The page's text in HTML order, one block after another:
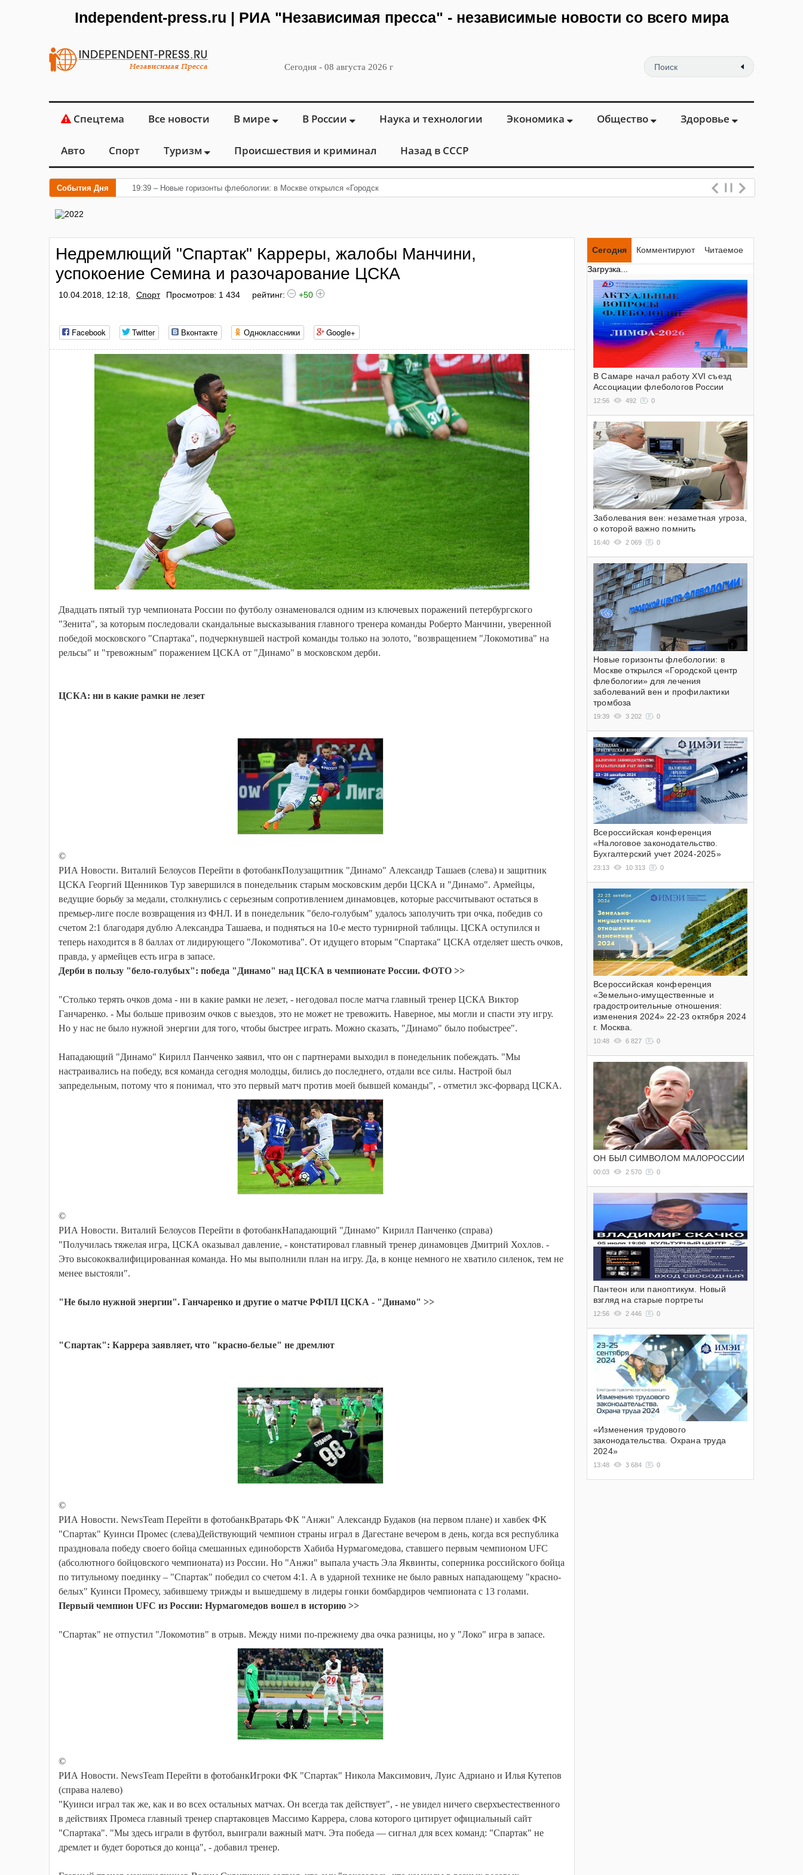
Independent-press.ru | РИА "Независимая пресса" - независимые новости со всего мира
Сегодня - 08 августа 2026 г
Спецтема Все новости В мире В России Наука и технологии Экономика Общество Здоровье
Авто Спорт Туризм Происшествия и криминал Назад в СССР
События Дня 19:39 – Новые горизонты флебологии: в Москве открылся «Городской центр флебологии» для лечения заболеван
Недремлющий "Спартак" Карреры, жалобы Манчини,
успокоение Семина и разочарование ЦСКА
10.04.2018, 12:18, Спорт Просмотров: 1 434 рейтинг: +50
Facebook Twitter Вконтакте Одноклассники Google+
Двадцать пятый тур чемпионата России по футболу ознаменовался одним из ключевых поражений петербургского
"Зенита", за которым последовали скандальные высказывания главного тренера команды Роберто Манчини, уверенной
победой московского "Спартака", подчеркнувшей настрой команды только на золото, "возвращением "Локомотива" на
рельсы" и "тревожным" поражением ЦСКА от "Динамо" в московском дерби.
ЦСКА: ни в какие рамки не лезет
©
РИА Новости. Виталий Белоусов Перейти в фотобанкПолузащитник "Динамо" Александр Ташаев (слева) и защитник
ЦСКА Георгий Щенников Тур завершился в понедельник старым московским дерби ЦСКА и "Динамо". Армейцы,
ведущие борьбу за медали, столкнулись с серьезным сопротивлением динамовцев, которые рассчитывают остаться в
премьер-лиге после возвращения из ФНЛ. И в понедельник "бело-голубым" удалось заполучить три очка, победив со
счетом 2:1 благодаря дублю Александра Ташаева, и подняться на 10-е место турнирной таблицы. ЦСКА оступился и
теперь находится в 8 баллах от лидирующего "Локомотива". От идущего вторым "Спартака" ЦСКА отделяет шесть очков,
правда, у армейцев есть игра в запасе.
Дерби в пользу "бело-голубых": победа "Динамо" над ЦСКА в чемпионате России. ФОТО >>
"Столько терять очков дома - ни в какие рамки не лезет, - негодовал после матча главный тренер ЦСКА Виктор
Ганчаренко. - Мы больше привозим очков с выездов, это не может не тревожить. Наверное, мы могли и спасти эту игру.
Но у нас не было нужной энергии для того, чтобы быстрее играть. Можно сказать, "Динамо" было побыстрее".
Нападающий "Динамо" Кирилл Панченко заявил, что он с партнерами выходил в понедельник побеждать. "Мы
настраивались на победу, вся команда сегодня молодцы, бились до последнего, отдали все силы. Настрой был
запредельным, потому что я понимал, что это первый матч против моей бывшей команды", - отметил экс-форвард ЦСКА.
©
РИА Новости. Виталий Белоусов Перейти в фотобанкНападающий "Динамо" Кирилл Панченко (справа)
"Получилась тяжелая игра, ЦСКА оказывал давление, - констатировал главный тренер динамовцев Дмитрий Хохлов. -
Это высококвалифицированная команда. Но мы выполнили план на игру. Да, в конце немного не хватило силенок, тем не
менее выстояли".
"Не было нужной энергии". Ганчаренко и другие о матче РФПЛ ЦСКА - "Динамо" >>
"Спартак": Каррера заявляет, что "красно-белые" не дремлют
©
РИА Новости. NewsTeam Перейти в фотобанкВратарь ФК "Анжи" Александр Будаков (на первом плане) и хавбек ФК
"Спартак" Куинси Промес (слева)Действующий чемпион страны играл в Дагестане вечером в день, когда вся республика
праздновала победу своего бойца смешанных единоборств Хабиба Нурмагомедова, ставшего первым чемпионом UFC
(абсолютного бойцовского чемпионата) из России. Но "Анжи" выпала участь Эла Яквинты, соперника российского бойца
по титульному поединку – "Спартак" победил со счетом 4:1. А в ударной технике не было равных нападающему "красно-
белых" Куинси Промесу, забившему трижды и вышедшему в лидеры гонки бомбардиров чемпионата с 13 голами.
Первый чемпион UFC из России: Нурмагомедов вошел в историю >>
"Спартак" не отпустил "Локомотив" в отрыв. Между ними по-прежнему два очка разницы, но у "Локо" игра в запасе.
©
РИА Новости. NewsTeam Перейти в фотобанкИгроки ФК "Спартак" Никола Максимович, Луис Адриано и Илья Кутепов
(справа налево)
"Куинси играл так же, как и во всех остальных матчах. Он всегда так действует", - не увидел ничего сверхъестественного
в действиях Промеса главный тренер спартаковцев Массимо Каррера, слова которого цитирует официальный сайт
"Спартака". "Мы здесь играли в футбол, выиграли важный матч. Эта победа — сигнал для всех команд: "Спартак" не
дремлет и будет бороться до конца", - добавил тренер.
Сегодня Комментируют
Читаемое
Загрузка...
В Самаре начал работу XVI съезд
Ассоциации флебологов России
12:56 492 0
Заболевания вен: незаметная угроза,
о которой важно помнить
16:40 2 069 0
Новые горизонты флебологии: в
Москве открылся «Городской центр
флебологии» для лечения
заболеваний вен и профилактики
тромбоза
19:39 3 202 0
Всероссийская конференция
«Налоговое законодательство.
Бухгалтерский учет 2024-2025»
23:13 10 313 0
Всероссийская конференция
«Земельно-имущественные и
градостроительные отношения:
изменения 2024» 22-23 октября 2024
г. Москва.
10:48 6 827 0
ОН БЫЛ СИМВОЛОМ МАЛОРОССИИ
00:03 2 570 0
Пантеон или паноптикум. Новый
взгляд на старые портреты
12:56 2 446 0
«Изменения трудового
законодательства. Охрана труда
2024»
13:48 3 684 0